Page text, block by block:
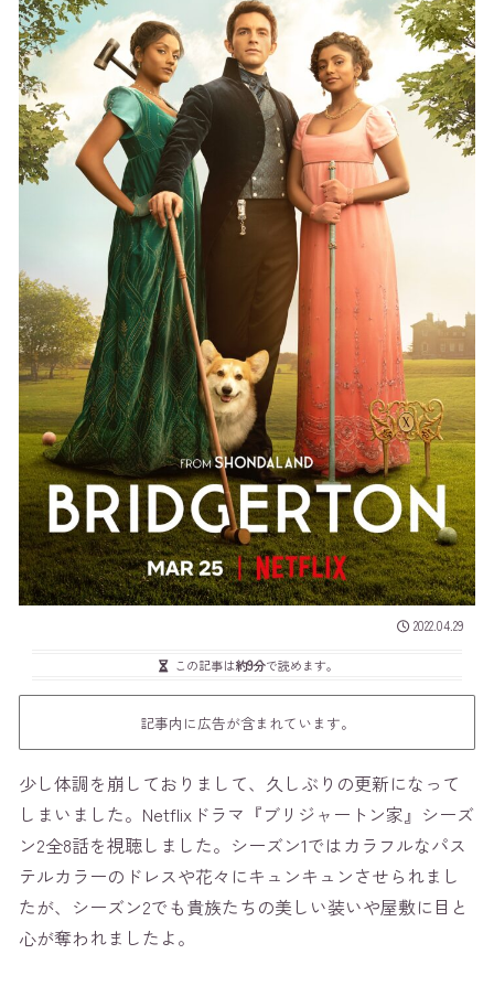
2022.04.29
この記事は約9分で読めます。
記事内に広告が含まれています。
少し体調を崩しておりまして、久しぶりの更新になって
しまいました。Netflixドラマ『ブリジャートン家』シーズ
ン2全8話を視聴しました。シーズン1ではカラフルなパス
テルカラーのドレスや花々にキュンキュンさせられまし
たが、シーズン2でも貴族たちの美しい装いや屋敷に目と
心が奪われましたよ。